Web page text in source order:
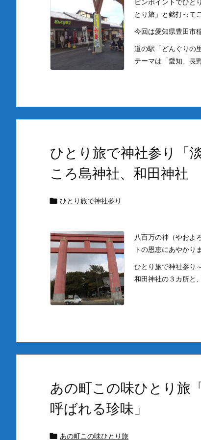
とり旅」と銘打って
今回は愛知県豊田市稲
道の駅「どんぐりの
テーマは「愛知、長
ひとり旅で神社参り「
ころ島神社、和田神社
 ひとり旅で神社参り
八百万の神（やおよ
トの恩恵にあやかり
ひとり旅で神社参り
和田神社の３カ所と
あの町この味ひとり旅
呼ばれる珍味」
 あの町この味ひとり旅